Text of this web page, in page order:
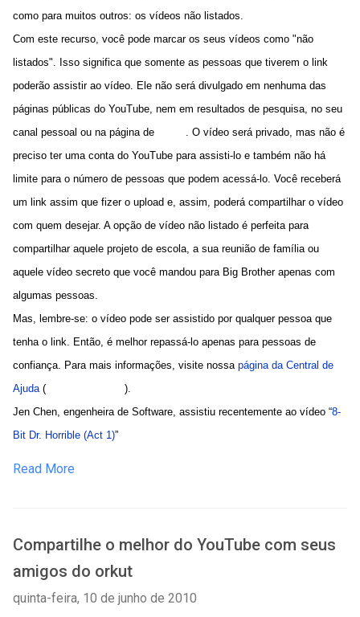
como para muitos outros: os vídeos não listados.
Com este recurso, você pode marcar os seus vídeos como "não
listados". Isso significa que somente as pessoas que tiverem o link
poderão assistir ao vídeo. Ele não será divulgado em nenhuma das
páginas públicas do YouTube, nem em resultados de pesquisa, no seu
canal pessoal ou na página de
. O vídeo será privado, mas não é
preciso ter uma conta do YouTube para assisti-lo e também não há
limite para o número de pessoas que podem acessá-lo. Você receberá
um link assim que fizer o upload e, assim, poderá compartilhar o vídeo
com quem desejar. A opção de vídeo não listado é perfeita para
compartilhar aquele projeto de escola, a sua reunião de família ou
aquele vídeo secreto que você mandou para Big Brother apenas com
algumas pessoas.
Mas, lembre-se: o vídeo pode ser assistido por qualquer pessoa que
tenha o link. Então, é melhor repassá-lo apenas para pessoas de
confiança. Para mais informações, visite nossa página da Central de
Ajuda(
).
Jen Chen, engenheira de Software, assistiu recentemente ao vídeo “8-
Bit Dr. Horrible (Act 1)”
Read More
Compartilhe o melhor do YouTube com seus
amigos do orkut
quinta-feira, 10 de junho de 2010